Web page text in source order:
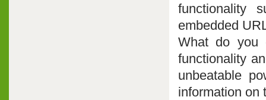
functionality
embedded
What do you
functionality
unbeatable
information on